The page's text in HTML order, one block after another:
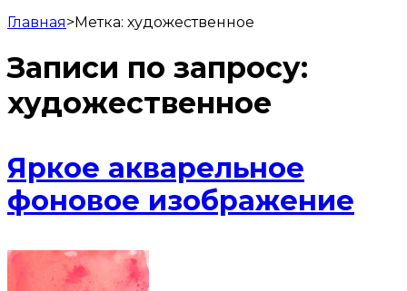
Главная>Метка: художественное
Записи по запросу:
художественное
Яркое акварельное
фоновое изображение